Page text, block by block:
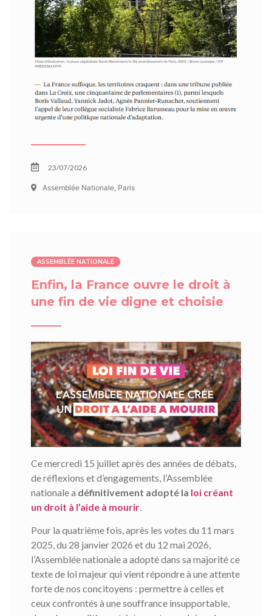
23/07/2026
Assemblée Nationale, Paris
ASSEMBLÉE NATIONALE
Enfin, la France ouvre le droit à
une fin de vie digne et choisie
Ce mercredi 15 juillet après des années de débats,
de réflexions et d’engagements, l’Assemblée
nationale a définitivement adopté la loi créant
un droit à l’aide à mourir
Pour la quatrième fois, après les votes du 11 mars
2025, du 28 janvier 2026 et du 12 mai 2026,
l’Assemblée nationale a adopté dans sa majorité ce
texte de loi majeur qui vient répondre à une attente
forte de nos concitoyens : permettre à celles et
ceux confrontés à une souffrance insupportable,